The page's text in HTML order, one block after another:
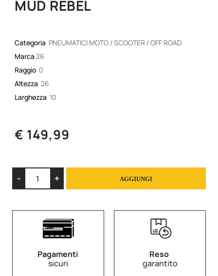
MUD REBEL
Categoria PNEUMATICI MOTO / SCOOTER / OFF ROAD
Marca 26
Raggio 0
Altezza 26
Larghezza 10
€ 149,99
AGGIUNGI
Pagamenti
sicuri
Reso
garantito